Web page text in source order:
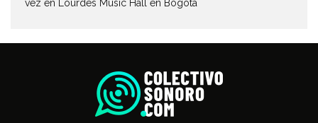
vez en Lourdes Music Hall en Bogotá